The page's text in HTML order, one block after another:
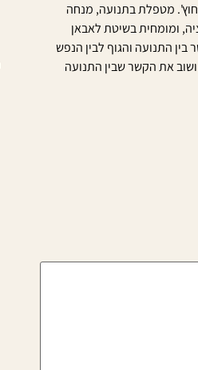
מטפלת בתנועה, מנחה
ומומחית בשיטת לאבאן
התנועה והגוף לבין הנפש
את הקשר שבין התנועה